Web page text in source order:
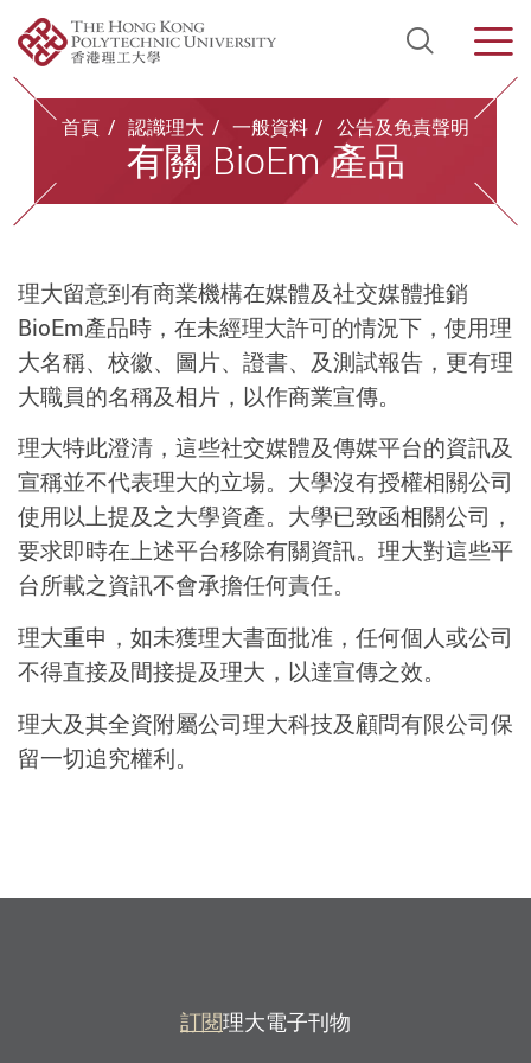
Open
Start main content
首頁 認識理大 一般資料 公告及免責聲明
有關 BioEm 產品
理大留意到有商業機構在媒體及社交媒體推銷
BioEm產品時，在未經理大許可的情況下，使用理
大名稱、校徽、圖片、證書、及測試報告，更有理
大職員的名稱及相片，以作商業宣傳。
理大特此澄清，這些社交媒體及傳媒平台的資訊及
宣稱並不代表理大的立場。大學沒有授權相關公司
使用以上提及之大學資產。大學已致函相關公司，
要求即時在上述平台移除有關資訊。理大對這些平
台所載之資訊不會承擔任何責任。
理大重申，如未獲理大書面批准，任何個人或公司
不得直接及間接提及理大，以達宣傳之效。
理大及其全資附屬公司理大科技及顧問有限公司保
留一切追究權利。
訂閱理大電子刊物